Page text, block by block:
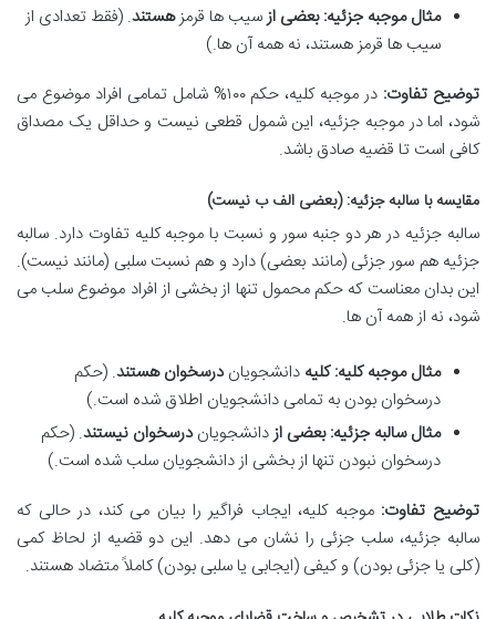
مثال موجبه جزئیه: بعضی ازسیب ها قرمزهستند. (فقط تعدادی از
سیب ها قرمز هستند، نه همه آن ها.)
توضیح تفاوت:
در موجبه کلیه، حکم ۱۰۰% شامل تمامی افراد موضوع می
شود، اما در موجبه جزئیه، این شمول قطعی نیست و حداقل یک مصداق
کافی است تا قضیه صادق باشد.
مقایسه با سالبه جزئیه: (بعضی الف ب نیست)
سالبه جزئیه در هر دو جنبه سور و نسبت با موجبه کلیه تفاوت دارد. سالبه
جزئیه هم سور جزئی (مانند بعضی) دارد و هم نسبت سلبی (مانند نیست).
این بدان معناست که حکم محمول تنها از بخشی از افراد موضوع سلب می
شود، نه از همه آن ها.
مثال موجبه کلیه: کلیه دانشجویاندرسخوان هستند. (حکم
درسخوان بودن به تمامی دانشجویان اطلاق شده است.)
مثال سالبه جزئیه: بعضی ازدانشجویاندرسخوان نیستند. (حکم
درسخوان نبودن تنها از بخشی از دانشجویان سلب شده است.)
توضیح تفاوت: موجبه کلیه، ایجاب فراگیر را بیان می کند، در حالی که
سالبه جزئیه، سلب جزئی را نشان می دهد. این دو قضیه از لحاظ کمی
(کلی یا جزئی بودن) و کیفی (ایجابی یا سلبی بودن) کاملاً متضاد هستند.